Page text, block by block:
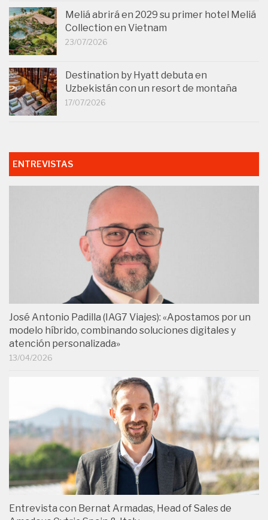
Meliá abrirá en 2029 su primer hotel Meliá
Collection en Vietnam
23/07/2026
Destination by Hyatt debuta en
Uzbekistán con un resort de montaña
17/07/2026
ENTREVISTAS
José Antonio Padilla (IAG7 Viajes): «Apostamos por un
modelo híbrido, combinando soluciones digitales y
atención personalizada»
13/04/2026
Entrevista con Bernat Armadas, Head of Sales de